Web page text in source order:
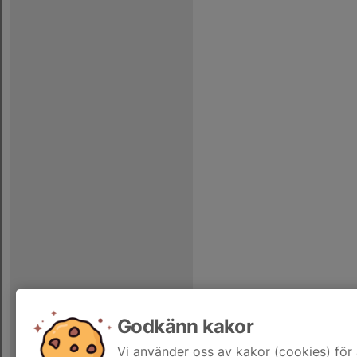
Godkänn kakor
Vi använder oss av kakor (cookies)